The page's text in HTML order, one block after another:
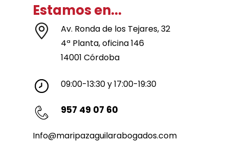
Estamos en...
Av. Ronda de los Tejares, 32
4ª Planta, oficina 146
14001 Córdoba
09:00-13:30 y 17:00-19:30
957 49 07 60
Info@maripazaguilarabogados.com